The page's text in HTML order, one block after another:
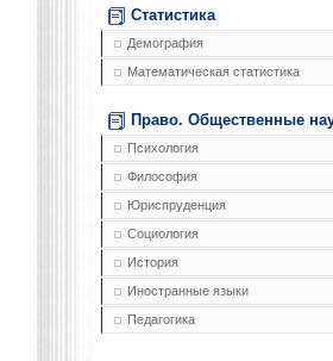
Статистика
Демография
Математическая статистика
Право. Общественные
Психология
Философия
Юриспруденция
Социология
История
Иностранные языки
Педагогика